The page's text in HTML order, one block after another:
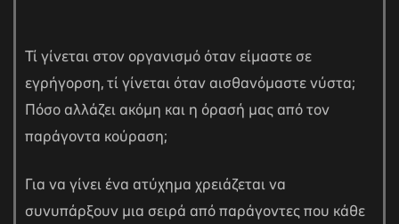
Τί γίνεται στον οργανισμό όταν είμαστε σε
εγρήγορση, τί γίνεται όταν αισθανόμαστε νύστα;
Πόσο αλλάζει ακόμη και η όρασή μας από τον
παράγοντα κούραση;
Για να γίνει ένα ατύχημα χρειάζεται να
συνυπάρξουν μια σειρά από παράγοντες που κάθε